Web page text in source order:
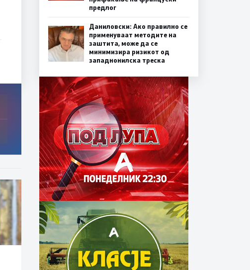
предлог
Даниловски: Ако правилно се
применуваат методите на
заштита, може да се
минимизира ризикот од
западнонилска треска